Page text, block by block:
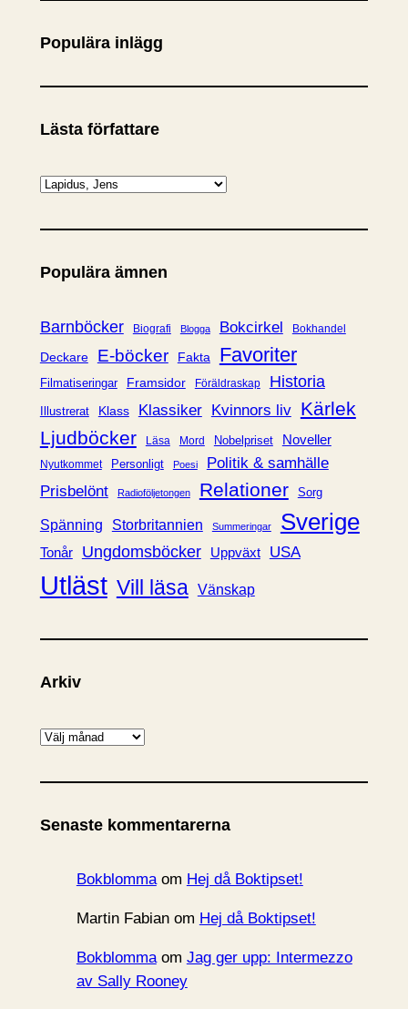
k
Populära inlägg
Lästa författare
K
t
g
r
i
Populära ämnen
Barnböcker Biografi Blogga Bokcirkel Bokhandel
Deckare E-böcker Fakta Favoriter
Filmatiseringar Framsidor Föräldraskap Historia
Illustrerat Klass Klassiker Kvinnors liv Kärlek
Ljudböcker
Läsa Mord Nobelpriset Noveller
Nyutkommet Personligt Poesi
Politik & samhälle
Prisbelönt
Radioföljetongen Relationer Sorg
Spänning Storbritannien Summeringar Sverige
Tonår Ungdomsböcker Uppväxt USA
Utläst Vill läsa Vänskap
Arkiv
A
k
v
Senaste kommentarerna
Bokblommaom Hej då Boktipset!
Martin Fabianom Hej då Boktipset!
Bokblommaom Jag ger upp: Intermezzo
av Sally Rooney